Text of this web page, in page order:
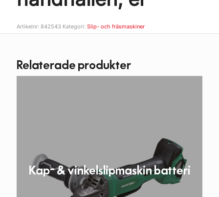
Artikelnr: 842543 Kategori: Slip- och fräsmaskiner
Relaterade produkter
Kap- & vinkelslipmaskin batteri